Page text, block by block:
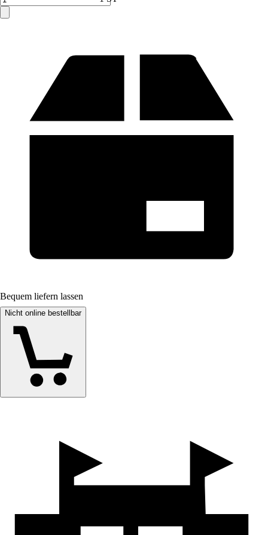
Bequem liefern lassen
Nicht online bestellbar